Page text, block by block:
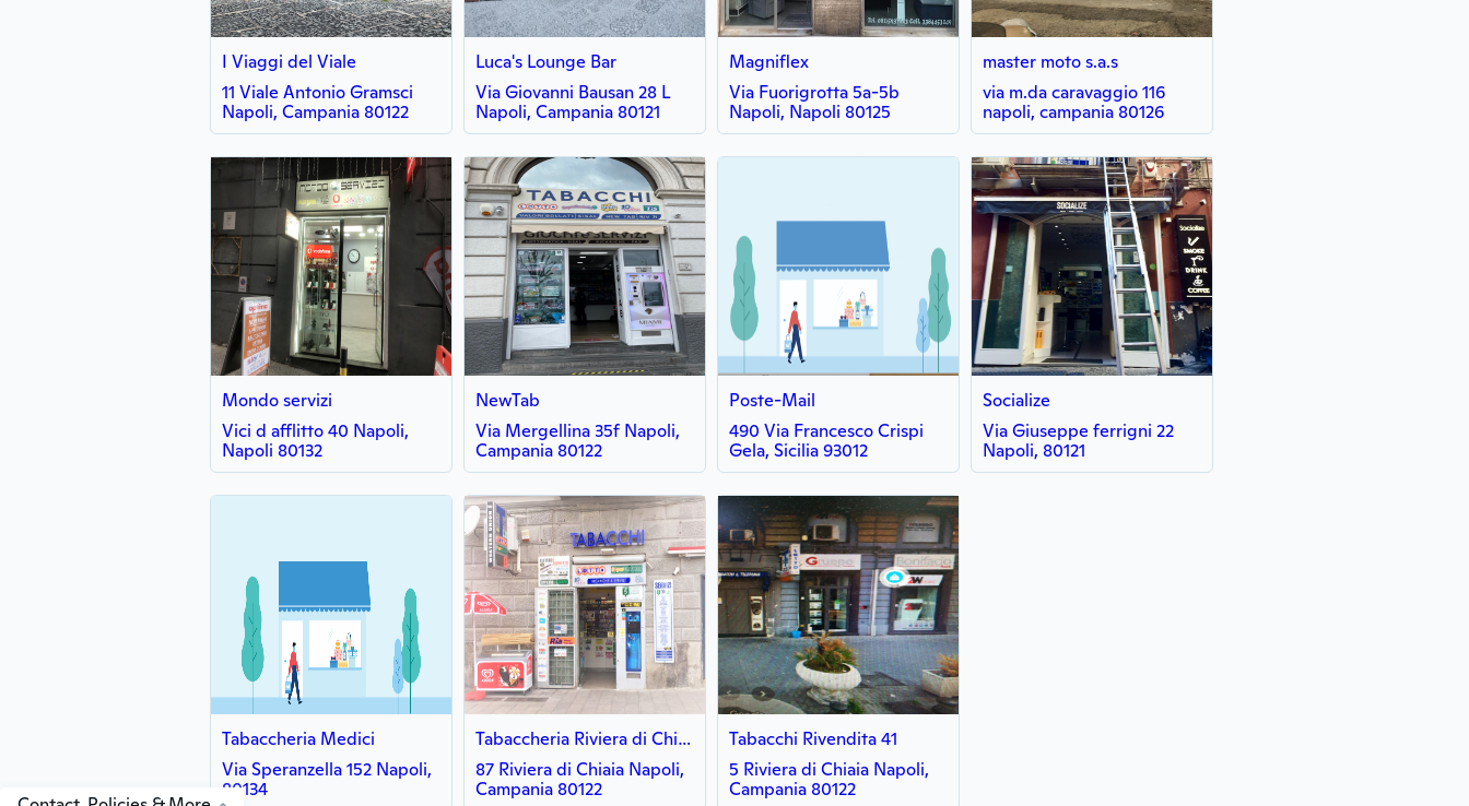
I Viaggi del Viale
11 Viale Antonio Gramsci
Napoli, Campania 80122
Luca's Lounge Bar
Via Giovanni Bausan 28 L
Napoli, Campania 80121
Magniflex
Via Fuorigrotta 5a-5b
Napoli, Napoli 80125
master moto s.a.s
via m.da caravaggio 116
napoli, campania 80126
Mondo servizi
Vici d afflitto 40 Napoli,
Napoli 80132
NewTab
Via Mergellina 35f Napoli,
Campania 80122
Poste-Mail
490 Via Francesco Crispi
Gela, Sicilia 93012
Socialize
Via Giuseppe ferrigni 22
Napoli, 80121
Tabaccheria Medici
Via Speranzella 152 Napoli,
80134
Tabaccheria Riviera di Chiaia NA - Roberto Russo
87 Riviera di Chiaia Napoli,
Campania 80122
Tabacchi Rivendita 41
5 Riviera di Chiaia Napoli,
Campania 80122